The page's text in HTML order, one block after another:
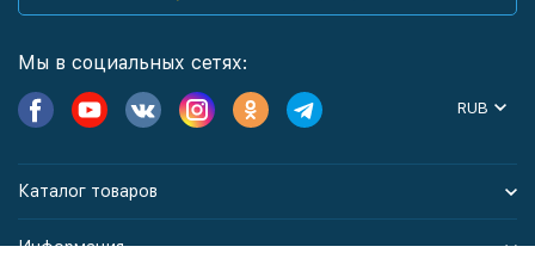
Мы в социальных сетях:
RUB
Каталог товаров
Информация